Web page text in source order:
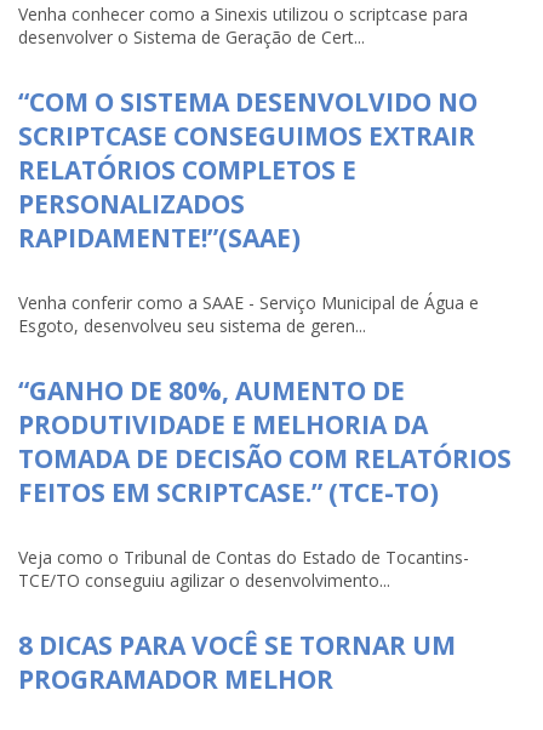
Venha conhecer como a Sinexis utilizou o scriptcase para
desenvolver o Sistema de Geração de Cert...
“COM O SISTEMA DESENVOLVIDO NO
SCRIPTCASE CONSEGUIMOS EXTRAIR
RELATÓRIOS COMPLETOS E
PERSONALIZADOS
RAPIDAMENTE!”(SAAE)
Venha conferir como a SAAE - Serviço Municipal de Água e
Esgoto, desenvolveu seu sistema de geren...
“GANHO DE 80%, AUMENTO DE
PRODUTIVIDADE E MELHORIA DA
TOMADA DE DECISÃO COM RELATÓRIOS
FEITOS EM SCRIPTCASE.” (TCE-TO)
Veja como o Tribunal de Contas do Estado de Tocantins-
TCE/TO conseguiu agilizar o desenvolvimento...
8 DICAS PARA VOCÊ SE TORNAR UM
PROGRAMADOR MELHOR